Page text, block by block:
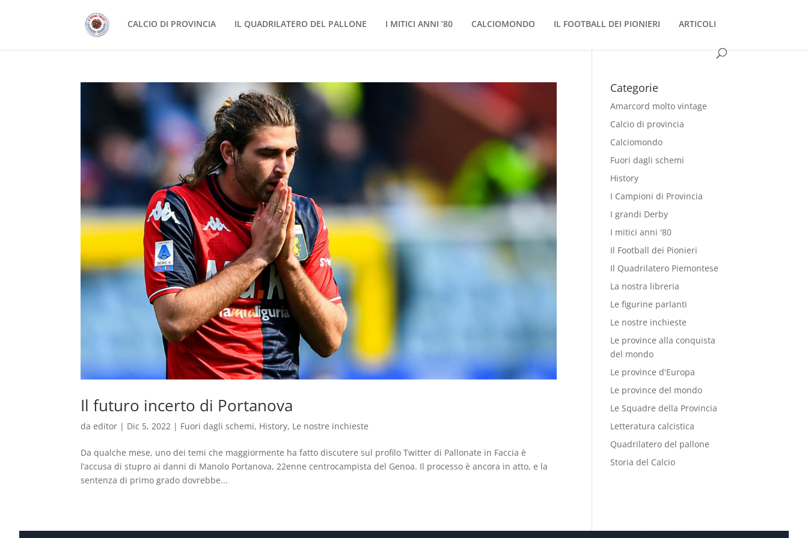
CALCIO DI PROVINCIA IL QUADRILATERO DEL PALLONE I MITICI ANNI ’80 CALCIOMONDO IL FOOTBALL DEI PIONIERI ARTICOLI
Il futuro incerto di Portanova
daeditor | Dic 5, 2022 | Fuori dagli schemi, History, Le nostre inchieste
Da qualche mese, uno dei temi che maggiormente ha fatto discutere sul profilo Twitter di Pallonate in Faccia è
l’accusa di stupro ai danni di Manolo Portanova, 22enne centrocampista del Genoa. Il processo è ancora in atto, e la
sentenza di primo grado dovrebbe...
Categorie
Amarcord molto vintage
Calcio di provincia
Calciomondo
Fuori dagli schemi
History
I Campioni di Provincia
I grandi Derby
I mitici anni '80
Il Football dei Pionieri
Il Quadrilatero Piemontese
La nostra libreria
Le figurine parlanti
Le nostre inchieste
Le province alla conquista
del mondo
Le province d'Europa
Le province del mondo
Le Squadre della Provincia
Letteratura calcistica
Quadrilatero del pallone
Storia del Calcio